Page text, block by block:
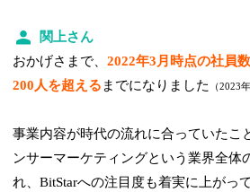
関上さん
おかげさまで、2022年3月時点の社員
200人を超える までになりました （2023
事業内容が時代の流れに合っていたこ
ンサーマーケティングという業界全体
れ、BitStarへの注目度も着実に上がっ